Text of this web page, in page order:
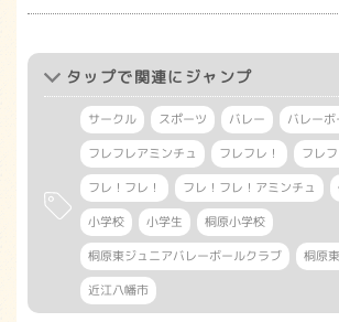
タップで関連にジャンプ
サークル スポーツ バレー バレー
フレフレアミンチュ
フレフレ！
フレ
フレ！フレ！
フレ！フレ！アミンチュ
小学校
小学生
桐原小学校
桐原東ジュニアバレーボールクラブ
桐原
近江八幡市